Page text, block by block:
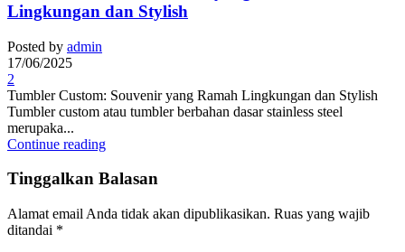
Lingkungan dan Stylish
Posted by admin
17/06/2025
2
Tumbler Custom: Souvenir yang Ramah Lingkungan dan Stylish
Tumbler custom atau tumbler berbahan dasar stainless steel
merupaka...
Continue reading
Tinggalkan Balasan
Alamat email Anda tidak akan dipublikasikan. Ruas yang wajib
ditandai *